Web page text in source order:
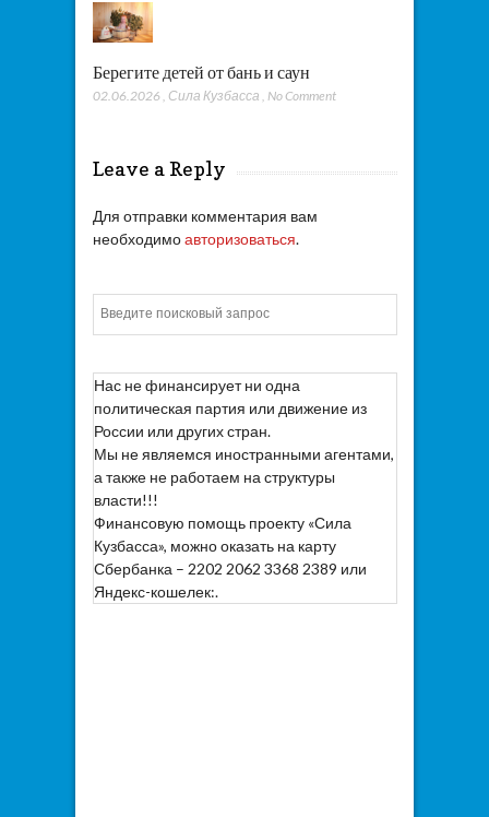
Берегите детей от бань и саун
02.06.2026 Сила Кузбасса No Comment
Leave a Reply
Для отправки комментария вам
необходимоавторизоваться.
Нас не финансирует ни одна
политическая партия или движение из
России или других стран.
Мы не являемся иностранными агентами,
а также не работаем на структуры
власти!!!
Финансовую помощь проекту «Сила
Кузбасса», можно оказать на карту
Сбербанка – 2202 2062 3368 2389 или
Яндекс-кошелек:.